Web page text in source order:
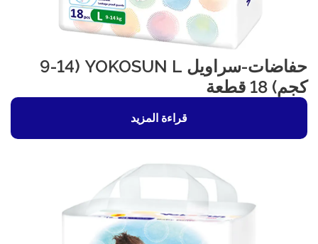
حفاضات-سراويل YOKOSUN L (9-14
كجم) 18 قطعة
قراءة المزيد